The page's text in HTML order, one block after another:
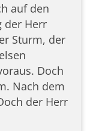
auf den
der Herr
Sturm, der
Doch
Nach dem
der Herr